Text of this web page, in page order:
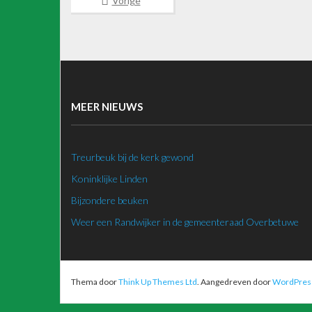
MEER NIEUWS
Treurbeuk bij de kerk gewond
Koninklijke Linden
Bijzondere beuken
Weer een Randwijker in de gemeenteraad Overbetuwe
Thema doorThink Up Themes Ltd. Aangedreven door